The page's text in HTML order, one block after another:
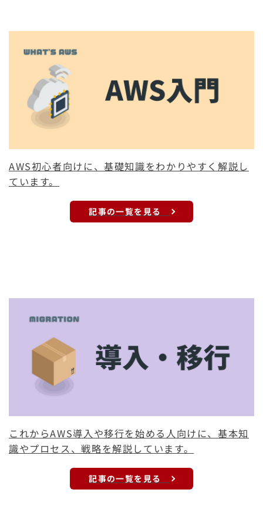
AWS初心者向けに、基礎知識をわかりやすく解説し
ています。
記事の一覧を見る
これからAWS導入や移行を始める人向けに、基本知
識やプロセス、戦略を解説しています。
記事の一覧を見る